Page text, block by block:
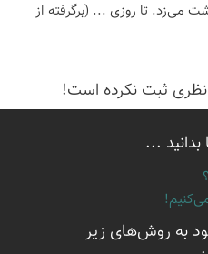
می‌زد. تا روزی ... (برگرفته از
نظری ثبت نكرده است!
...
به روش‌های زیر